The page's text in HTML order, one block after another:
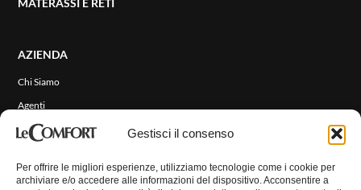
Gestisci il consenso
Per offrire le migliori esperienze, utilizziamo tecnologie come i cookie per
archiviare e/o accedere alle informazioni del dispositivo. Acconsentire a
AZIENDA
Chi Siamo
Agenti
Eventi e News